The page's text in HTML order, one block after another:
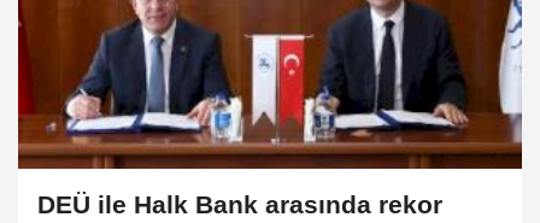
DEÜ ile Halk Bank arasında rekor